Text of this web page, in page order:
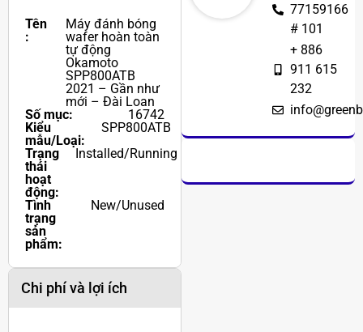
Tên
:
Máy đánh bóng
wafer hoàn toàn
tự động
Okamoto
SPP800ATB
2021 – Gần như
mới – Đài Loan
Số mục:
16742
Kiểu
mẫu/Loại:
SPP800ATB
Trạng
thái
hoạt
động:
Installed/Running
Tình
trạng
sản
phẩm:
New/Unused
Chi phí và lợi ích
77159166
# 101
+ 886
911 615
232